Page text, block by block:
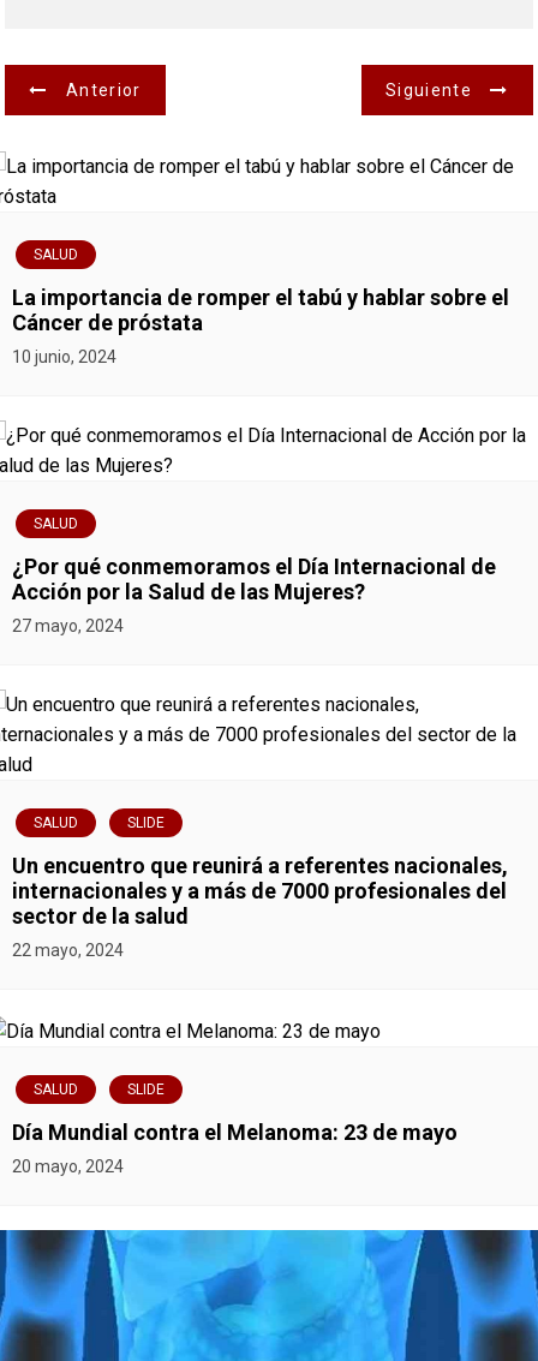
N
a
v
e
g
a
i
ó
n
d
e
n
t
r
a
d
a
s
Anterior Siguiente
SALUD
La importancia de romper el tabú y hablar sobre el
Cáncer de próstata
10 junio, 2024
SALUD
¿Por qué conmemoramos el Día Internacional de
Acción por la Salud de las Mujeres?
27 mayo, 2024
SALUD SLIDE
Un encuentro que reunirá a referentes nacionales,
internacionales y a más de 7000 profesionales del
sector de la salud
22 mayo, 2024
SALUD SLIDE
Día Mundial contra el Melanoma: 23 de mayo
20 mayo, 2024